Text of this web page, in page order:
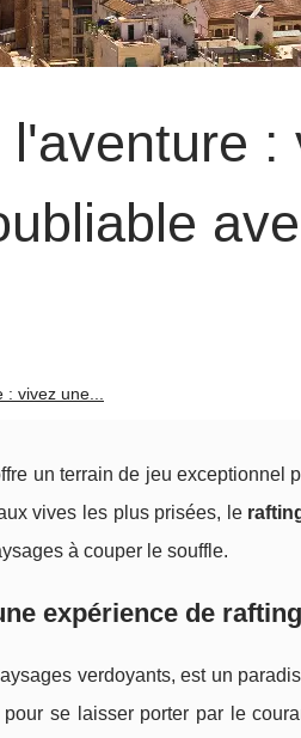
:
vivez une...
un terrain de jeu exceptionnel
vives les plus prisées, le
à couper le souffle.
expérience de
verdoyants, est un
se laisser porter par le